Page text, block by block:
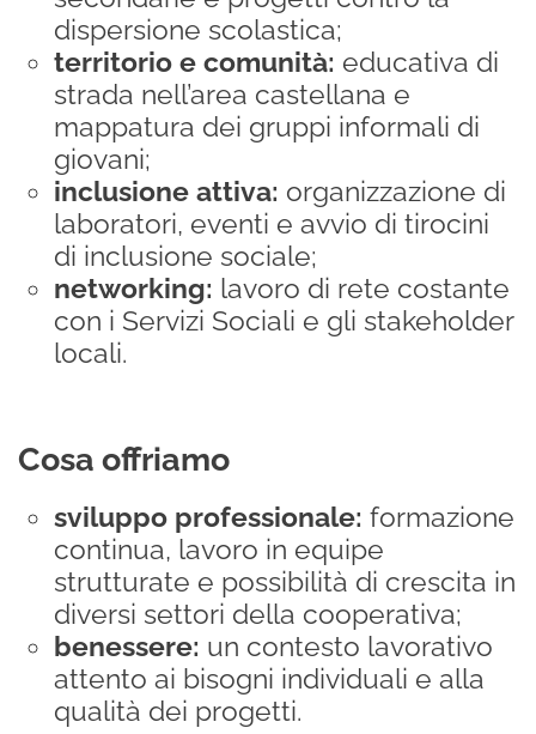
dispersione scolastica;
territorio e comunità: educativa di
strada nell’area castellana e
mappatura dei gruppi informali di
giovani;
inclusione attiva: organizzazione di
laboratori, eventi e avvio di tirocini
di inclusione sociale;
networking: lavoro di rete costante
con i Servizi Sociali e gli stakeholder
locali.
Cosa offriamo
sviluppo professionale: formazione
continua, lavoro in equipe
strutturate e possibilità di crescita in
diversi settori della cooperativa;
benessere: un contesto lavorativo
attento ai bisogni individuali e alla
qualità dei progetti.